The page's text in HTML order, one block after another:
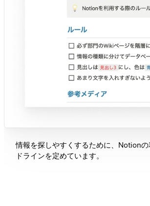
情報を探しやすくするために、Notionの
ドラインを定めています。